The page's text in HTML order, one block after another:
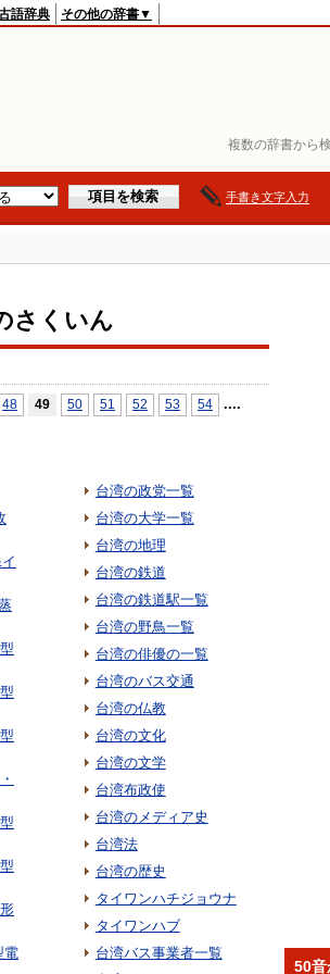
複数の辞書から
語辞典 その他の辞書▼
手書き文字入力
さくいん
48 49 50 51 52 53 54 ....
電
台湾の政党一覧
台湾の大学一覧
台湾の地理
台湾の鉄道
台湾の鉄道駅一覧
台湾の野鳥一覧
台湾の俳優の一覧
台湾のバス交通
台湾の仏教
台湾の文化
台湾の文学
台湾布政使
台湾のメディア史
台湾法
台湾の歴史
タイワンハチジョウナ
タイワンハブ
台湾バス事業者一覧
50音